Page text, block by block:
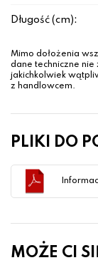
Długość (cm):
Mimo dołożenia
dane techniczne
jakichkolwiek
z handlowcem.
PLIKI DO
MOŻE CI